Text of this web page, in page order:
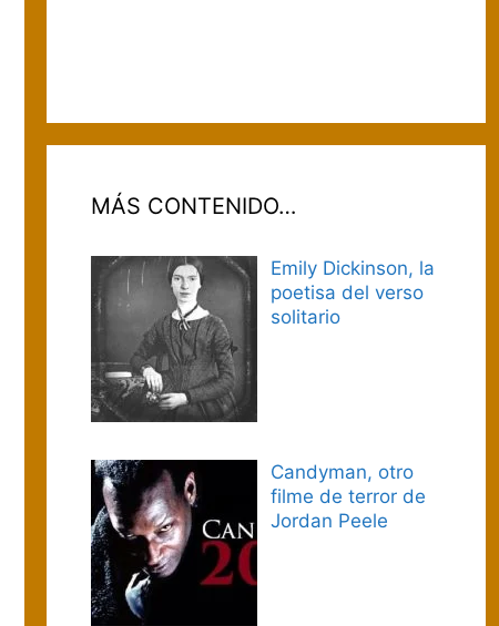
MÁS CONTENIDO…
Emily Dickinson, la
poetisa del verso
solitario
Candyman, otro
filme de terror de
Jordan Peele